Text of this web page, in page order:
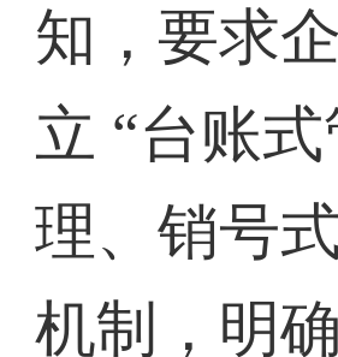
知，要求
立 “台账式
理、销号
机制，明